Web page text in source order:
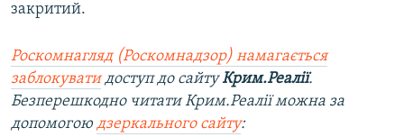
закритий.
Роскомнагляд (Роскомнадзор) намагається
заблокуватидоступ до сайтуКрим.Реалії.
Безперешкодно читати Крим.Реалії можна за
допомогою дзеркального сайту: